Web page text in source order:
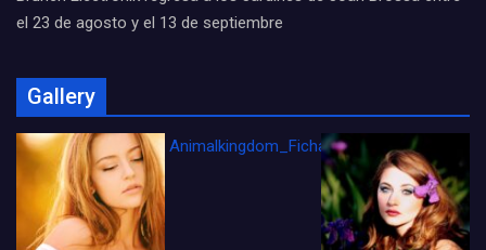
el 23 de agosto y el 13 de septiembre
Gallery
Animalkingdom_FichaCine